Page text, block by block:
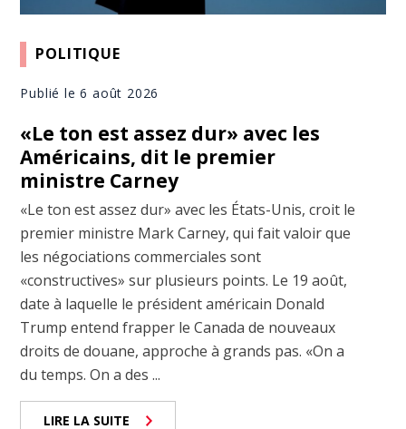
POLITIQUE
Publié le 6 août 2026
«Le ton est assez dur» avec les
Américains, dit le premier
ministre Carney
«Le ton est assez dur» avec les États-Unis, croit le
premier ministre Mark Carney, qui fait valoir que
les négociations commerciales sont
«constructives» sur plusieurs points. Le 19 août,
date à laquelle le président américain Donald
Trump entend frapper le Canada de nouveaux
droits de douane, approche à grands pas. «On a
du temps. On a des ...
LIRE LA SUITE